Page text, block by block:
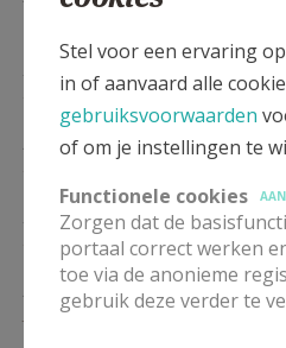
Eucharistie
10.30 Eucharistie
28/01
8.30 Eucharistie
10.30 Eucharistie
Stel voor een ervaring
in of aanvaard alle
gebruiksvoorwaarden
of om je instellingen te
Functionele cookies
AAN
Zorgen dat de
portaal correct werken
toe via de anonieme
gebruik deze verder te